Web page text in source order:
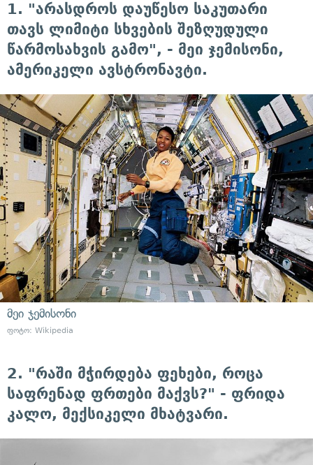
1. "არასდროს დაუწესო საკუთარი
თავს ლიმიტი სხვების შეზღუდული
წარმოსახვის გამო", - მეი ჯემისონი,
ამერიკელი ავსტრონავტი.
მეი ჯემისონი
ფოტო: Wikipedia
2. "რაში მჭირდება ფეხები, როცა
საფრენად ფრთები მაქვს?" - ფრიდა
კალო, მექსიკელი მხატვარი.